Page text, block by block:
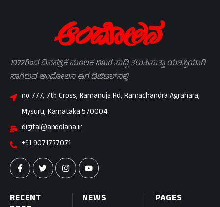
PAGES
NEWS
RECENT
1972ರಿಂದ ದಿನಪತ್ರಿಕೆ ಮೂಲಕ ನಿಖರ ಸುದ್ದಿ ತಲುಪಿಸುತ್ತಾ ಯಶಸ್ವಿಯಾಗಿ
ಸಾಗಿರುವ ಆಂದೋಲನ ಈಗ ಡಿಜಿಟಲ್‌ನಲ್ಲಿ
no 777, 7th Cross, Ramanuja Rd, Ramachandra Agrahara,
Mysuru, Karnataka 570004
digital@andolana.in
+91 9071777071